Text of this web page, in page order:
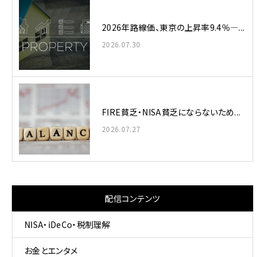
2026年路線価、東京の上昇率9.4％—...
2026.07.30
FIRE貧乏・NISA貧乏にならないため...
2026.07.27
配信コンテンツ
NISA・iDeCo・税制理解
お金とエンタメ